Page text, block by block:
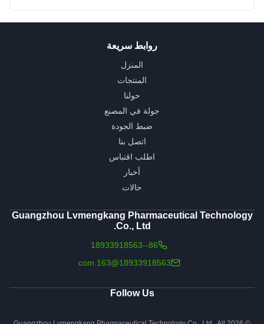
روابط سريعة
المنزل
المنتجات
حولنا
جولة في المصنع
ضبط الجودة
اتصل بنا
اطلب اقتباس
أخبار
حالات
Guangzhou Lvmengkang Pharmaceutical Technology
Co., Ltd.
86--18933918563
18933918563@163.com
Follow Us